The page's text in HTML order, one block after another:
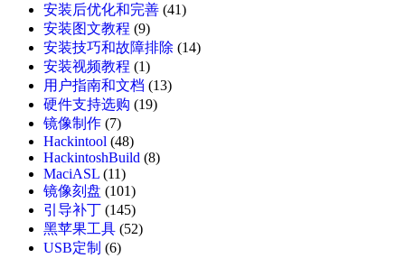
安装后优化和完善 (41)
安装图文教程 (9)
安装技巧和故障排除 (14)
安装视频教程 (1)
用户指南和文档 (13)
硬件支持选购 (19)
镜像制作 (7)
Hackintool (48)
HackintoshBuild (8)
MaciASL (11)
镜像刻盘 (101)
引导补丁 (145)
黑苹果工具 (52)
USB定制 (6)